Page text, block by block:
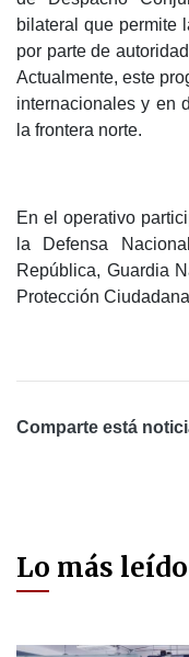
bilateral que permite
por parte de
Actualmente, este
internacionales y en
la frontera norte.
En el operativo
la Defensa
República, Guardia
Protección
Comparte está
Lo más leído